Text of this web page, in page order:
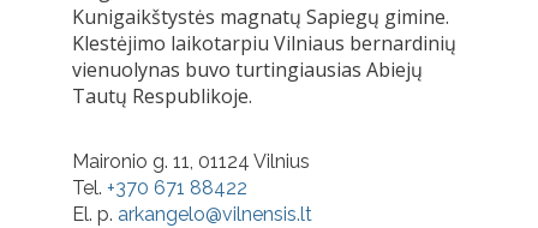
Kunigaikštystės magnatų Sapiegų gimine.
Klestėjimo laikotarpiu Vilniaus bernardinių
vienuolynas buvo turtingiausias Abiejų
Tautų Respublikoje.
Maironio g. 11, 01124 Vilnius
Tel. +370 671 88422
El. p. arkangelo@vilnensis.lt